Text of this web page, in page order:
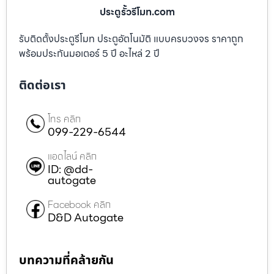
ประตูรั้วรีโมท.com
รับติดตั้งประตูรีโมท ประตูอัตโนมัติ แบบครบวงจร ราคาถูก
พร้อมประกันมอเตอร์ 5 ปี อะไหล่ 2 ปี
ติดต่อเรา
โทร คลิก
099-229-6544
แอดไลน์ คลิก
ID: @dd-
autogate
Facebook คลิก
D&D Autogate
บทความที่คล้ายกัน